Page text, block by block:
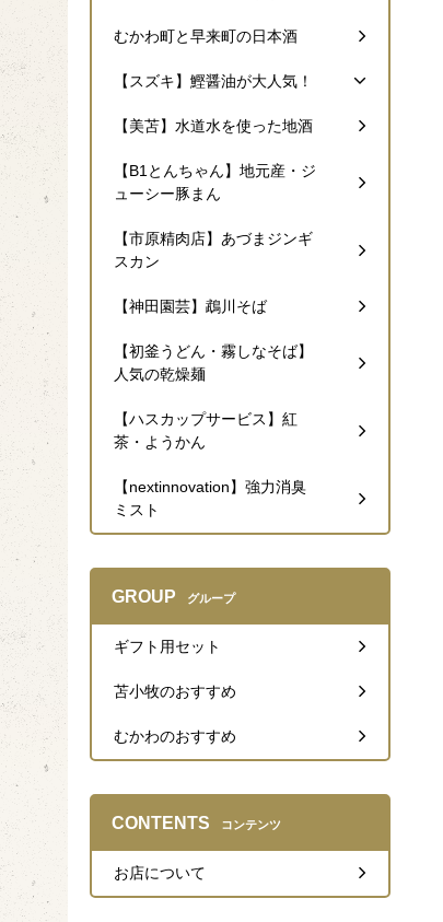
むかわ町と早来町の日本酒
【スズキ】鰹醤油が大人気！
【美苫】水道水を使った地酒
【B1とんちゃん】地元産・ジ
ューシー豚まん
【市原精肉店】あづまジンギ
スカン
【神田園芸】鵡川そば
【初釜うどん・霧しなそば】
人気の乾燥麺
【ハスカップサービス】紅
茶・ようかん
【nextinnovation】強力消臭
ミスト
GROUP グループ
ギフト用セット
苫小牧のおすすめ
むかわのおすすめ
CONTENTS コンテンツ
お店について